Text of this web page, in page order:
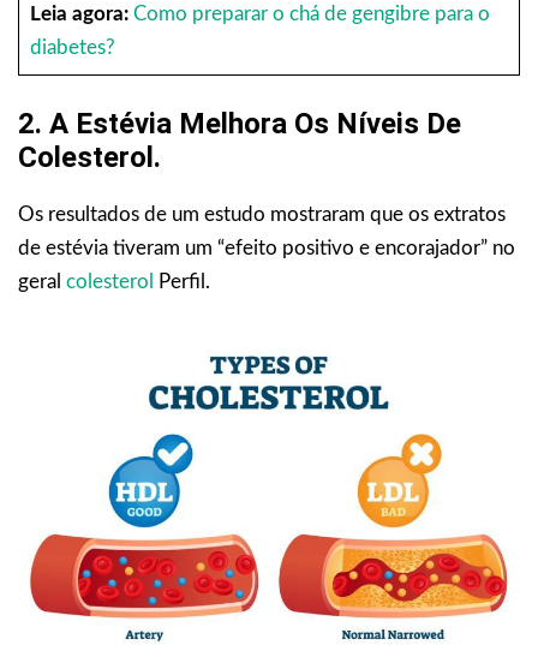
Leia agora: Como preparar o chá de gengibre para o
diabetes?
2. A Estévia Melhora Os Níveis De
Colesterol.
Os resultados de um estudo mostraram que os extratos
de estévia tiveram um “efeito positivo e encorajador” no
geral colesterol Perfil.